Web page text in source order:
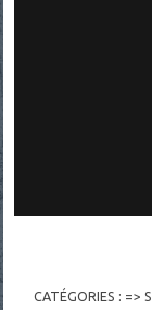
CATÉGORIES : =>